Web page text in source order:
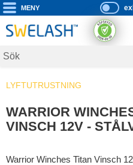
Meny
P
ri
s
s
LYFTUTRUSTNING
WARRIOR
VINSCH 12V -
Warrior Winches Titan Vinsch